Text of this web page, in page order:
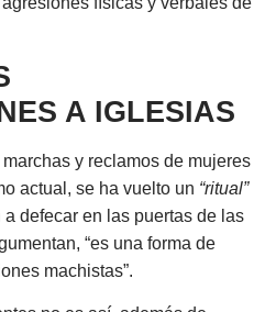
A IGLESIAS
y reclamos de mujeres
actual, se ha vuelto un “ritual”
defecar en las puertas de las
“es una forma de
machistas”.